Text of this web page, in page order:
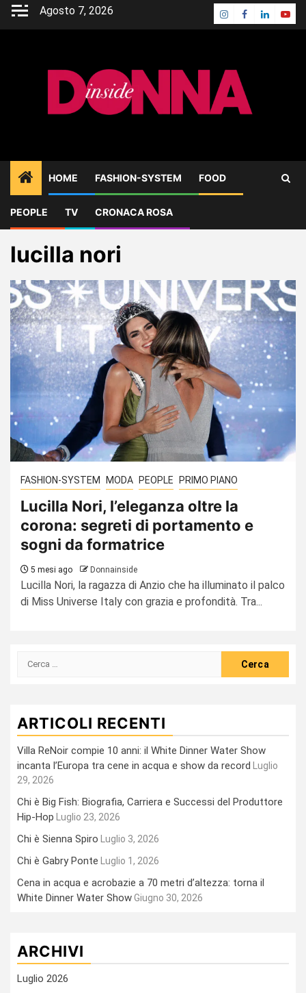
Skip
Agosto 7, 2026 Instagram
Facebook
Linkedin
HOME FASHION-SYSTEM FOOD
PEOPLE TV CRONACA ROSA
Home Blog lucilla nori
lucilla nori
FASHION-SYSTEM MODA PEOPLE PRIMO PIANO
Lucilla Nori, l’eleganza oltre la
corona: segreti di portamento e
sogni da formatrice
5 mesi ago Donnainside
Lucilla Nori, la ragazza di Anzio che ha illuminato il palco
di Miss Universe Italy con grazia e profondità. Tra...
Ricerca
ARTICOLI RECENTI
Villa ReNoir compie 10 anni: il White Dinner Water Show
incanta l’Europa tra cene in acqua e show da record
Luglio
29, 2026
Chi è Big Fish: Biografia, Carriera e Successi del Produttore
Hip-Hop
Luglio 23, 2026
Chi è Sienna Spiro Luglio 3, 2026
Chi è Gabry Ponte Luglio 1, 2026
Cena in acqua e acrobazie a 70 metri d’altezza: torna il
White Dinner Water ShowGiugno 30, 2026
ARCHIVI
Luglio 2026